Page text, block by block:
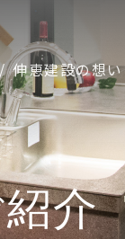
伸恵建設の想い
介